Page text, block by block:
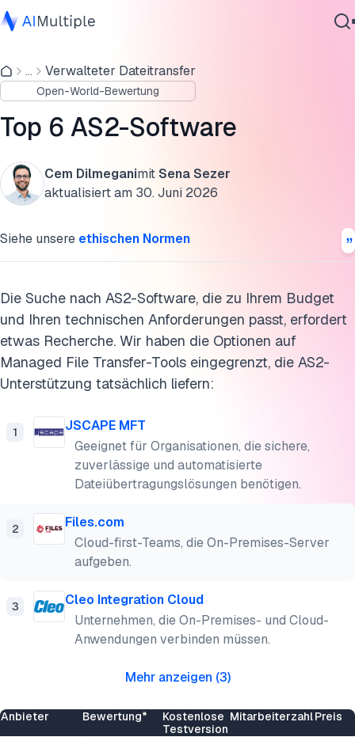
Agentische KI
Cybersicherheit
Daten
Unternehmenssoftware
Dienstleistungen
Kontaktieren
... Verwalteter Dateitransfer
Open-World-Bewertung
Top 6 AS2-Software
Cem DilmeganimitSena Sezer
aktualisiert am 30. Juni 2026
Siehe unsere ethischen Normen
Die Suche nach AS2-Software, die zu Ihrem Budget
und Ihren technischen Anforderungen passt, erfordert
etwas Recherche. Wir haben die Optionen auf
Managed File Transfer-Tools eingegrenzt, die AS2-
Unterstützung tatsächlich liefern:
1
JSCAPE MFT
Geeignet für Organisationen, die sichere,
zuverlässige und automatisierte
Dateiübertragungslösungen benötigen.
2
Files.com
Cloud-first-Teams, die On-Premises-Server
aufgeben.
3
Cleo Integration Cloud
Unternehmen, die On-Premises- und Cloud-
Anwendungen verbinden müssen.
Mehr anzeigen (3)
Anbieter Bewertung*
Kostenlose
Testversion
MitarbeiterzahlPreis
FAQs
Weiterführende Literatur
Diese Forschung zitieren